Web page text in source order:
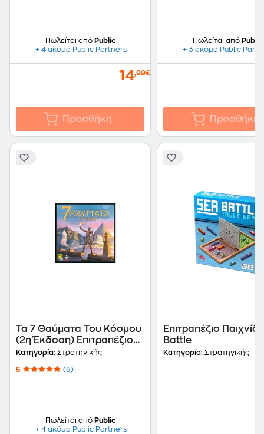
Πωλείται από Public
+ 4 ακόμα Public Partners
14,99€
Προσθήκη
Πωλείται από Public
+ 3 ακόμα Public
Προσθήκη
Τα 7 Θαύματα Του Κόσμου
(2η Έκδοση) Επιτραπέζιο
(Κάισσα)
Κατηγορία: Στρατηγικής
5 (5)
Πωλείται από Public
+ 4 ακόμα Public Partners
Επιτραπέζιο
Battle
Κατηγορία: Στρατηγικής